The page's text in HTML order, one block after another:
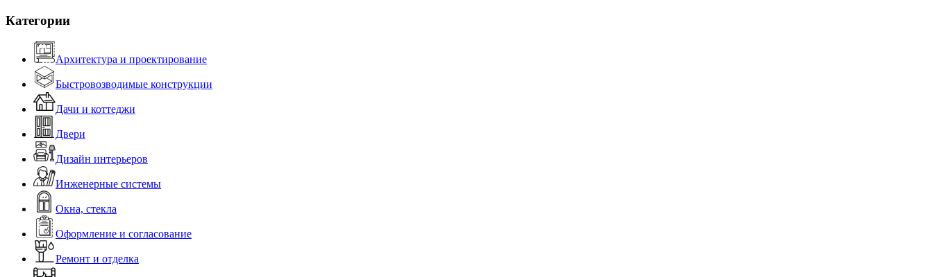
Категории
Архитектура и проектирование
Быстровозводимые конструкции
Дачи и коттеджи
Двери
Дизайн интерьеров
Инженерные системы
Окна, стекла
Оформление и согласование
Ремонт и отделка